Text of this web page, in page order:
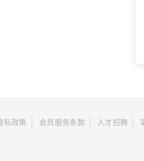
私政策 会员服务条款 人才招聘